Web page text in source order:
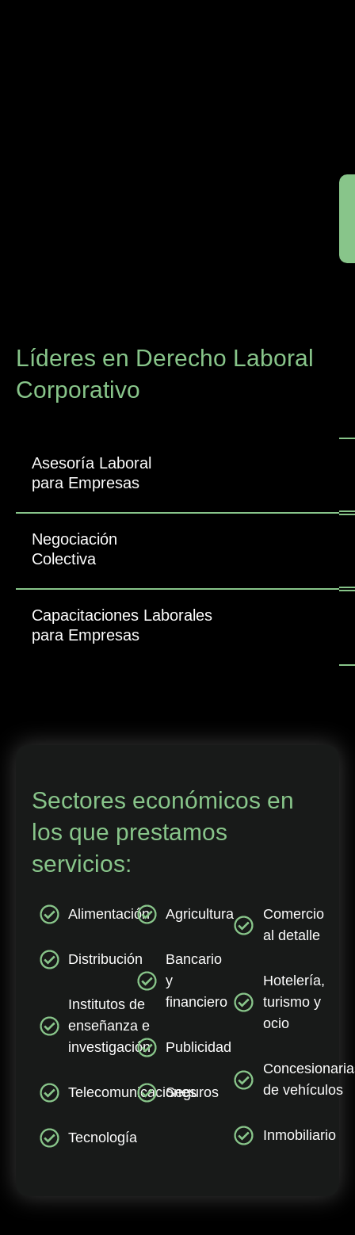
Líderes en Derecho Laboral
Corporativo
Asesoría Laboral
para Empresas
Negociación
Colectiva
Capacitaciones Laborales
para Empresas
Sectores económicos en
los que prestamos
servicios:
Alimentación
Distribución
Institutos de
enseñanza e
investigación
Telecomunicaciones
Tecnología
Agricultura
Bancario
y
financiero
Publicidad
Seguros
Comercio
al detalle
Hotelería,
turismo y
ocio
de vehículos
Inmobiliario